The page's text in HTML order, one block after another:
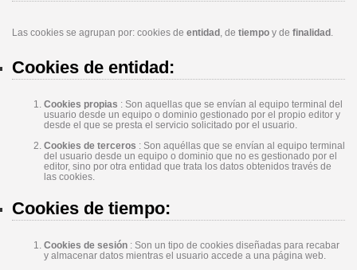
Las cookies se agrupan por: cookies de entidad , de tiempo y de finalidad .
Cookies de entidad:
Cookies propias : Son aquellas que se envían al equipo terminal del
usuario desde un equipo o dominio gestionado por el propio editor y
desde el que se presta el servicio solicitado por el usuario.
Cookies de terceros : Son aquéllas que se envían al equipo terminal
del usuario desde un equipo o dominio que no es gestionado por el
editor, sino por otra entidad que trata los datos obtenidos través de
las cookies.
Cookies de tiempo:
Cookies de sesión : Son un tipo de cookies diseñadas para recabar
y almacenar datos mientras el usuario accede a una página web.